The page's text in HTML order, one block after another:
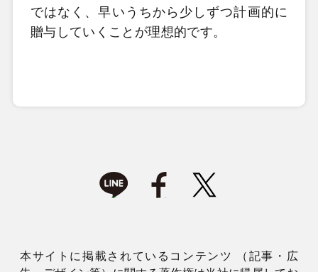
ではなく、早いうちから少しずつ計画的に
贈与していくことが理想的です。
本サイトに掲載されているコンテンツ （記事・広